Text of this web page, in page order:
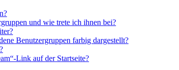
und wie trete ich ihnen bei?
Benutzergruppen farbig dargestellt?
Link auf der Startseite?